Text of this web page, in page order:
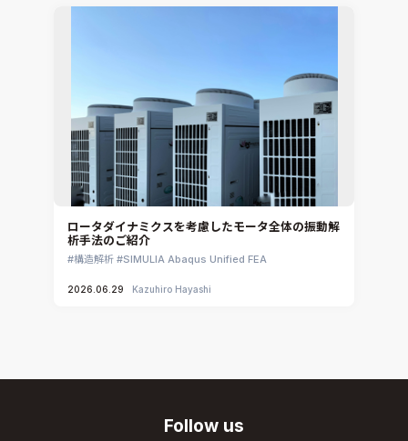
ロータダイナミクスを考慮したモータ全体の振動解
析手法のご紹介
構造解析 SIMULIA Abaqus Unified FEA
2026.06.29 Kazuhiro Hayashi
Follow us